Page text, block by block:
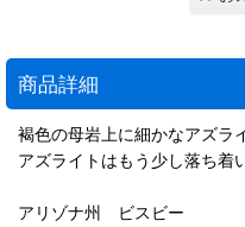
商品詳細
褐色の母岩上に細かなアズラ
アズライトはもう少し落ち着
アリゾナ州 ビスビー